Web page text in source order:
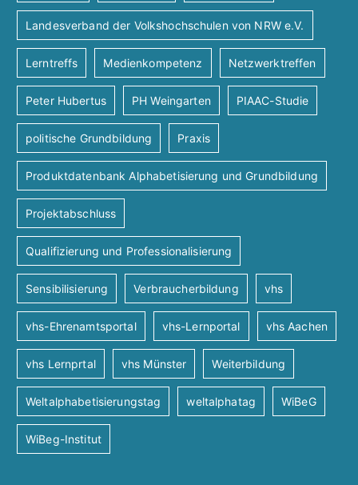
Landesverband der Volkshochschulen von NRW e.V.
Lerntreffs Medienkompetenz Netzwerktreffen
Peter Hubertus PH Weingarten PIAAC-Studie
politische Grundbildung Praxis
Produktdatenbank Alphabetisierung und Grundbildung
Projektabschluss
Qualifizierung und Professionalisierung
Sensibilisierung Verbraucherbildung vhs
vhs-Ehrenamtsportal vhs-Lernportal vhs Aachen
vhs Lernprtal vhs Münster Weiterbildung
Weltalphabetisierungstag weltalphatag WiBeG
WiBeg-Institut